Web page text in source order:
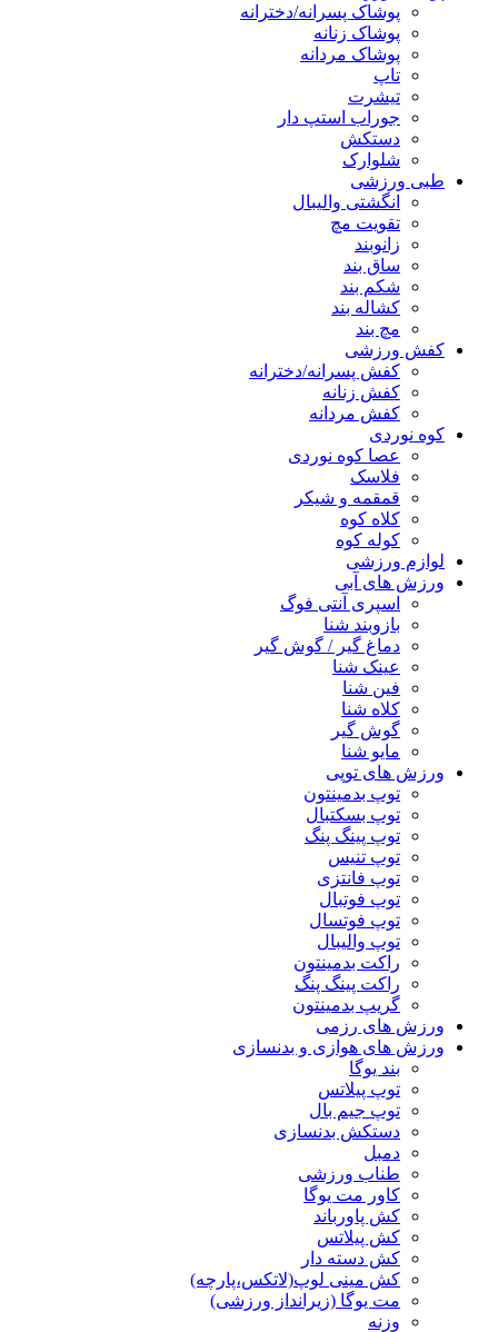
پوشاک پسرانه/دخترانه
پوشاک زنانه
پوشاک مردانه
تاپ
تیشرت
جوراب استپ دار
دستکش
شلوارک
طبی ورزشی
انگشتی واليبال
تقویت مچ
زانوبند
ساق بند
شکم بند
کشاله بند
مچ بند
کفش ورزشی
کفش پسرانه/دخترانه
کفش زنانه
کفش مردانه
کوه نوردی
عصا کوه نوردی
فلاسک
قمقمه و شیکر
کلاه کوه
کوله کوه
لوازم ورزشی
ورزش های آبی
اسپری آنتی فوگ
بازوبند شنا
دماغ گیر / گوش گیر
عینک شنا
فین شنا
کلاه شنا
گوش گیر
مایو شنا
ورزش های توپی
توپ بدمینتون
توپ بسکتبال
توپ پینگ پنگ
توپ تنیس
توپ فانتزی
توپ فوتبال
توپ فوتسال
توپ والیبال
راکت بدمینتون
راکت پینگ پنگ
گریپ بدمینتون
ورزش های رزمی
ورزش های هوازی و بدنسازی
بند یوگا
توپ پیلاتس
توپ جیم بال
دستکش بدنسازی
دمبل
طناب ورزشی
کاور مت یوگا
کش پاورباند
کش پیلاتس
کش دسته دار
کش مینی لوپ(لاتکس،پارچه)
مت یوگا (زیرانداز ورزشی)
وزنه